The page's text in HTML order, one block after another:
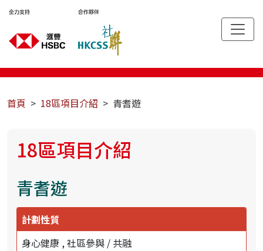
首頁 18區項目介紹 青耆遊
18區項目介紹
青耆遊
計劃性質
身心健康 社區參與 / 共融